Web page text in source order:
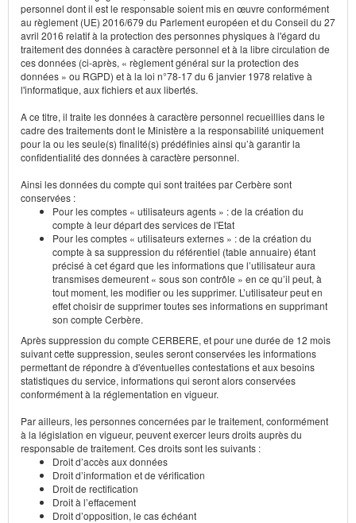
personnel dont il est le responsable soient mis en œuvre conformément
au règlement (UE) 2016/679 du Parlement européen et du Conseil du 27
avril 2016 relatif à la protection des personnes physiques à l'égard du
traitement des données à caractère personnel et à la libre circulation de
ces données (ci-après, « règlement général sur la protection des
données » ou RGPD) et à la loi n°78-17 du 6 janvier 1978 relative à
l'informatique, aux fichiers et aux libertés.
A ce titre, il traite les données à caractère personnel recueillies dans le
cadre des traitements dont le Ministère a la responsabilité uniquement
pour la ou les seule(s) finalité(s) prédéfinies ainsi qu’à garantir la
confidentialité des données à caractère personnel.
Ainsi les données du compte qui sont traitées par Cerbère sont
conservées :
Pour les comptes « utilisateurs agents » : de la création du
compte à leur départ des services de l'Etat
Pour les comptes « utilisateurs externes » : de la création du
compte à sa suppression du référentiel (table annuaire) étant
précisé à cet égard que les informations que l’utilisateur aura
transmises demeurent « sous son contrôle » en ce qu’il peut, à
tout moment, les modifier ou les supprimer. L’utilisateur peut en
effet choisir de supprimer toutes ses informations en supprimant
son compte Cerbère.
Après suppression du compte CERBERE, et pour une durée de 12 mois
suivant cette suppression, seules seront conservées les informations
permettant de répondre à d'éventuelles contestations et aux besoins
statistiques du service, informations qui seront alors conservées
conformément à la réglementation en vigueur.
Par ailleurs, les personnes concernées par le traitement, conformément
à la législation en vigueur, peuvent exercer leurs droits auprès du
responsable de traitement. Ces droits sont les suivants :
Droit d’accès aux données
Droit d’information et de vérification
Droit de rectification
Droit à l’effacement
Droit d’opposition, le cas échéant